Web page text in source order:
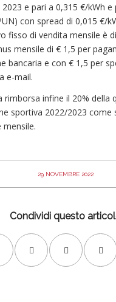
2023 e pari a 0,315 €/kWh e
con spread di 0,015 €/
fisso di vendita mensile è
mensile di € 1,5 per
bancaria e con € 1,5 per
e-mail.
rimborsa infine il 20% della
sportiva 2022/2023 come
29 NOVEMBRE 2022
Condividi questo